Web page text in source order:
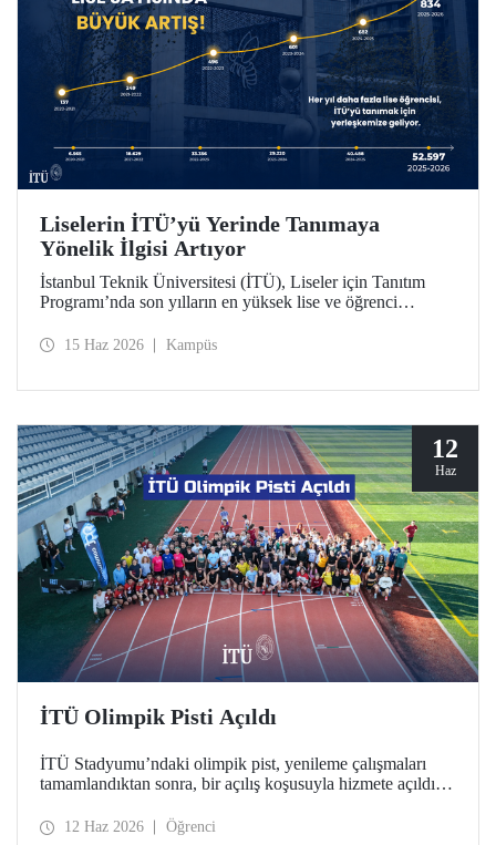
Liselerin İTÜ’yü Yerinde Tanımaya
Yönelik İlgisi Artıyor
İstanbul Teknik Üniversitesi (İTÜ), Liseler için Tanıtım
Programı’nda son yılların en yüksek lise ve öğrenci
liseden 52.597 öğrenci İTÜ’yü yakından tanıdı.
15 Haz 2026 Kampüs
12
Haz
İTÜ Olimpik Pisti Açıldı
İTÜ Stadyumu’ndaki olimpik pist, yenileme çalışmaları
tamamlandıktan sonra, bir açılış koşusuyla hizmete açıldı.
Class 2 sertifikalı atletizm tesisinin açılışında İTÜ ailesi bir
12 Haz 2026 Öğrenci